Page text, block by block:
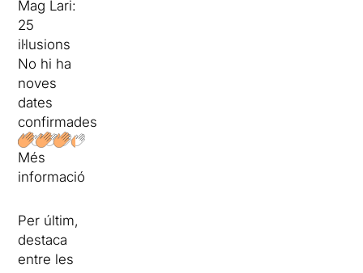
Mag Lari:
25
il·lusions
No hi ha
noves
dates
confirmades
Més
informació
Per últim,
destaca
entre les